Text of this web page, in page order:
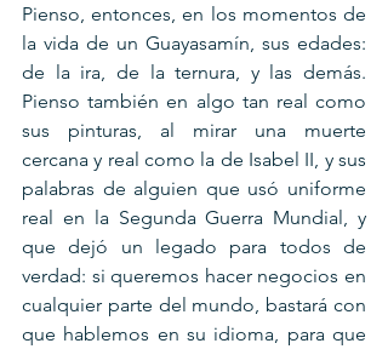
Pienso, entonces, en los momentos de
la vida de un Guayasamín, sus edades:
de la ira, de la ternura, y las demás.
Pienso también en algo tan real como
sus pinturas, al mirar una muerte
cercana y real como la de Isabel II, y sus
palabras de alguien que usó uniforme
real en la Segunda Guerra Mundial, y
que dejó un legado para todos de
verdad: si queremos hacer negocios en
cualquier parte del mundo, bastará con
que hablemos en su idioma, para que